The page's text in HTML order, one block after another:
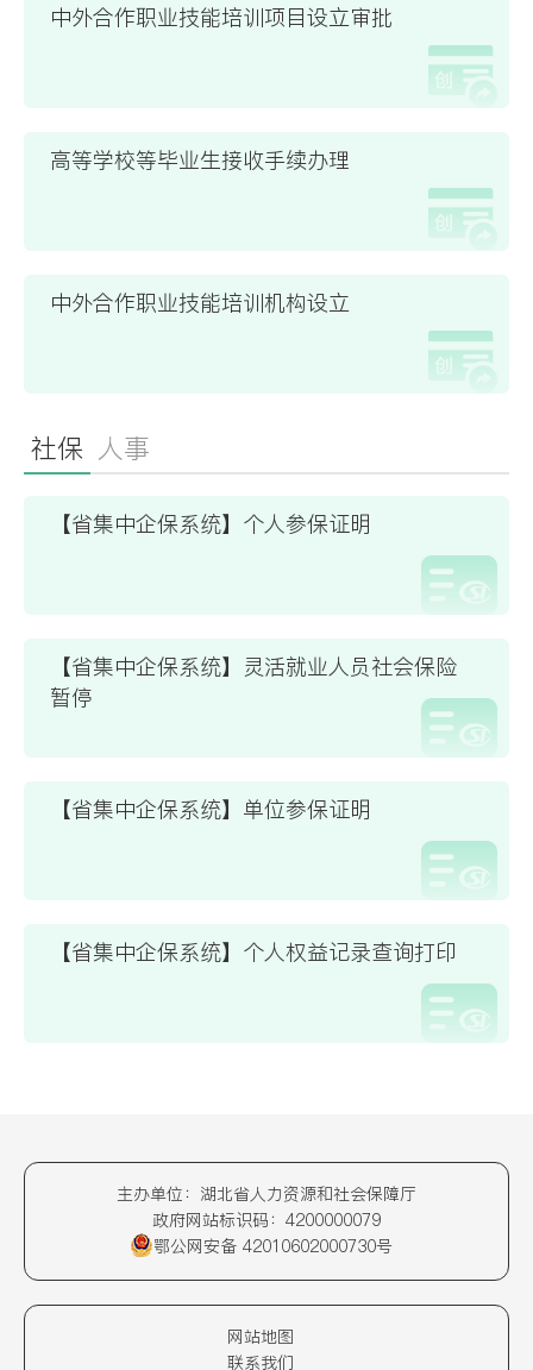
中外合作职业技能培训项目设立审批
高等学校等毕业生接收手续办理
中外合作职业技能培训机构设立
社保 人事
【省集中企保系统】个人参保证明
【省集中企保系统】灵活就业人员社会保险
暂停
【省集中企保系统】单位参保证明
【省集中企保系统】个人权益记录查询打印
主办单位：湖北省人力资源和社会保障厅
政府网站标识码：4200000079
鄂公网安备 42010602000730号
网站地图
联系我们